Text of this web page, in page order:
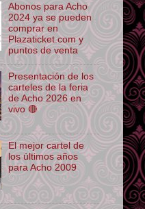
Abonos para Acho
2024 ya se pueden
comprar en
Plazaticket.com y
puntos de venta
Presentación de los
carteles de la feria
de Acho 2026 en
vivo 🔴
El mejor cartel de
los últimos años
para Acho 2009